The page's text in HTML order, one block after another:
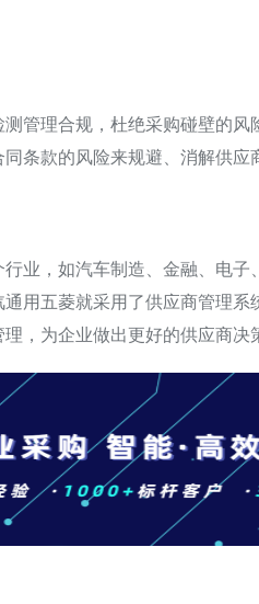
管理合规，杜绝采购碰壁的
条款的风险来规避、消解供应
业，如汽车制造、金融、电
用五菱就采用了供应商管理
，为企业做出更好的供应商决